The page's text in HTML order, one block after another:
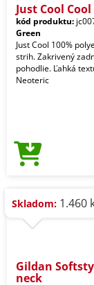
Just Cool
kód produktu:
Green
Just Cool 100%
strih. Zakrivený
pohodlie. Ľahká
Neoteric
Skladom: 1.460
Gildan
neck